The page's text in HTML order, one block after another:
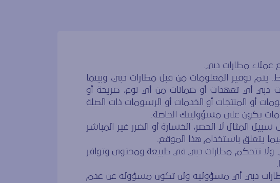
عملاء مطارات دبي.
يتم توفير المعلومات من قبل مطارات دبي، وبينما
دبي أي تعهدات أو ضمانات من أي نوع، صريحة أو
أو المنتجات أو الخدمات أو الرسومات ذات الصلة
يكون على مسؤوليتك الخاصة.
المثال لا الحصر، الخسارة أو الضرر غير المباشر
يتعلق باستخدام هذا الموقع.
ولا تتحكم مطارات دبي في طبيعة ومحتوى وتوافر
دبي أي مسؤولية ولن تكون مسؤولة عن عدم